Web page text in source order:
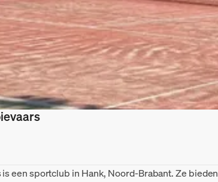
is een sportclub in Hank, Noord-Brabant. Ze bieden